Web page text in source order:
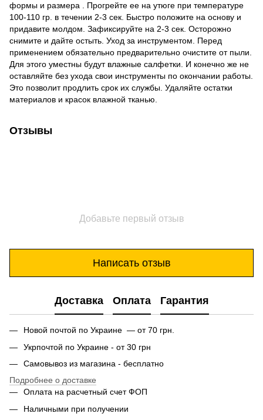
формы и размера . Прогрейте ее на утюге при температуре
100-110 гр. в течении 2-3 сек. Быстро положите на основу и
придавите молдом. Зафиксируйте на 2-3 сек. Осторожно
снимите и дайте остыть. Уход за инструментом. Перед
применением обязательно предварительно очистите от пыли.
Для этого уместны будут влажные салфетки. И конечно же не
оставляйте без ухода свои инструменты по окончании работы.
Это позволит продлить срок их службы. Удаляйте остатки
материалов и красок влажной тканью.
Отзывы
Добавьте первый отзыв
Написать отзыв
Доставка Оплата Гарантия
Новой почтой по Украине — от 70 грн.
Укрпочтой по Украине - от 30 грн
Самовывоз из магазина - бесплатно
Подробнее о доставке
Оплата на расчетный счет ФОП
Наличными при получении